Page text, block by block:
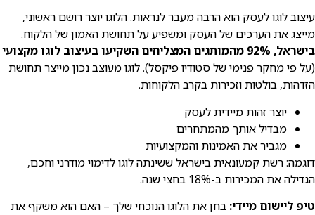
עיצוב לוגו לעסק הוא הרבה מעבר לנראות. הלוגו יוצר רושם ראשוני,
מייצג את הערכים של העסק ומשפיע על תחושת האמון של הלקוח.
בישראל, 92% מהמותגים המצליחים השקיעו בעיצוב לוגו מקצועי
(על פי מחקר פנימי של סטודיו פיקסל). לוגו מעוצב נכון מייצר תחושת
הזדהות, בולטות וזכירות בקרב הלקוחות.
יוצר זהות מיידית לעסק
מבדיל אותך מהמתחרים
מגביר את האמינות והמקצועיות
דוגמה: רשת קמעונאית בישראל ששינתה לוגו לדימוי מודרני וחכם,
הגדילה את המכירות ב-18% בחצי שנה.
טיפ ליישום מיידי: בחן את הלוגו הנוכחי שלך – האם הוא משקף את